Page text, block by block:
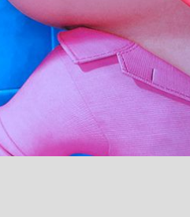
」は消費税不正還付の道...
#藤田晋 #後藤真希 #森岡毅
#池上彰